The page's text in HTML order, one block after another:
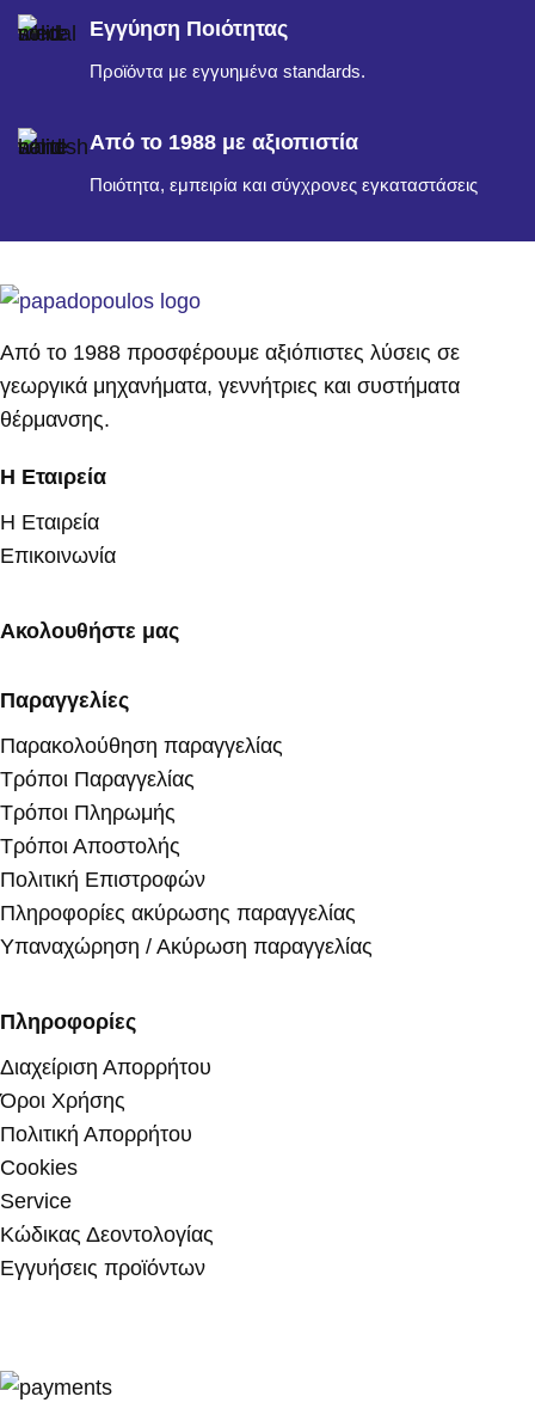
Εγγύηση Ποιότητας
Προϊόντα με εγγυημένα standards.
Από το 1988 με αξιοπιστία
Ποιότητα, εμπειρία και σύγχρονες εγκαταστάσεις
Από το 1988 προσφέρουμε αξιόπιστες λύσεις σε
γεωργικά μηχανήματα, γεννήτριες και συστήματα
θέρμανσης.
Η Εταιρεία
Η Εταιρεία
Επικοινωνία
Ακολουθήστε μας
Παραγγελίες
Παρακολούθηση παραγγελίας
Τρόποι Παραγγελίας
Τρόποι Πληρωμής
Τρόποι Αποστολής
Πολιτική Επιστροφών
Πληροφορίες ακύρωσης παραγγελίας
Υπαναχώρηση / Ακύρωση παραγγελίας
Πληροφορίες
Διαχείριση Απορρήτου
Όροι Χρήσης
Πολιτική Απορρήτου
Cookies
Service
Κώδικας Δεοντολογίας
Εγγυήσεις προϊόντων